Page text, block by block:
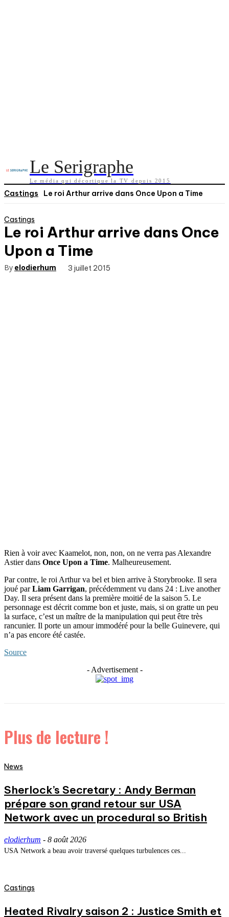
Le Serigraphe
Le média qui décortique la TV depuis 2015
Castings Le roi Arthur arrive dans Once Upon a Time
Castings
Le roi Arthur arrive dans Once
Upon a Time
By elodierhum 3 juillet 2015
Rien à voir avec Kaamelot, non, non, on ne verra pas Alexandre
Astier dans Once Upon a Time. Malheureusement.
Par contre, le roi Arthur va bel et bien arrive à Storybrooke. Il sera
joué parLiam Garrigan, précédemment vu dans 24 : Live another
Day. Il sera présent dans la première moitié de la saison 5. Le
personnage est décrit comme bon et juste, mais, si on gratte un peu
la surface, c’est un maître de la manipulation qui peut être très
rancunier. Il porte un amour immodéré pour la belle Guinevere, qui
n’a pas encore été castée.
Source
- Advertisement -
Plus de lecture !
News
Sherlock’s Secretary : Andy Berman
prépare son grand retour sur USA
Network avec un procedural so British
elodierhum - 8 août 2026
USA Network a beau avoir traversé quelques turbulences ces...
Castings
Heated Rivalry saison 2 : Justice Smith et